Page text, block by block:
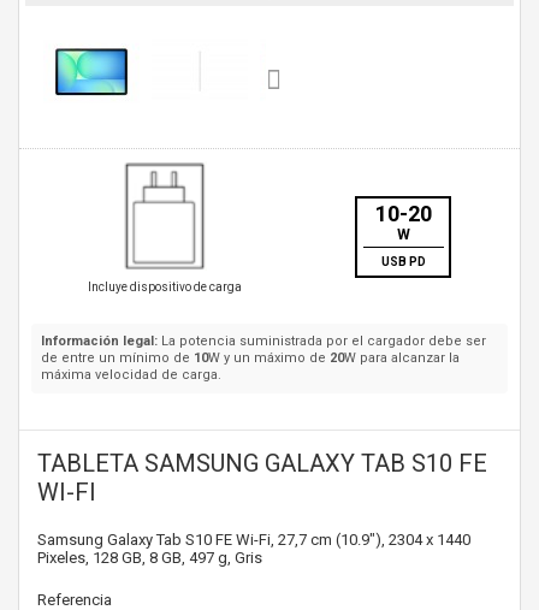
Incluye dispositivo de carga
10-20
W
USB PD
Información legal: La potencia suministrada por el cargador debe ser
de entre un mínimo de 10W y un máximo de 20W para alcanzar la
máxima velocidad de carga.
TABLETA SAMSUNG GALAXY TAB S10 FE
WI-FI
Samsung Galaxy Tab S10 FE Wi-Fi, 27,7 cm (10.9"), 2304 x 1440
Pixeles, 128 GB, 8 GB, 497 g, Gris
Referencia